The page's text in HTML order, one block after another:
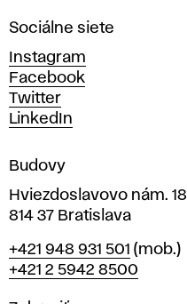
ý
c
h
u
m
e
í
v
r
a
Sociálne siete
Instagram
Facebook
Twitter
LinkedIn
Budovy
Hviezdoslavovo nám. 18
814 37 Bratislava
Telefón
+421 948 931 501 (mob.)
+421 2 5942 8500